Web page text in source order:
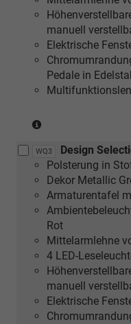
manuell
Elektrische
Pedale in
Verbindung
mit
[PUV]
Komfort
Plus
Paket
oder
[WSA]
Selection
Plus
Paket))
WQ3
Design
Polsterung in
Dekor Metallic
Armaturentafel
Rot
Mittelarmlehne
4 LED-
manuell
Elektrische